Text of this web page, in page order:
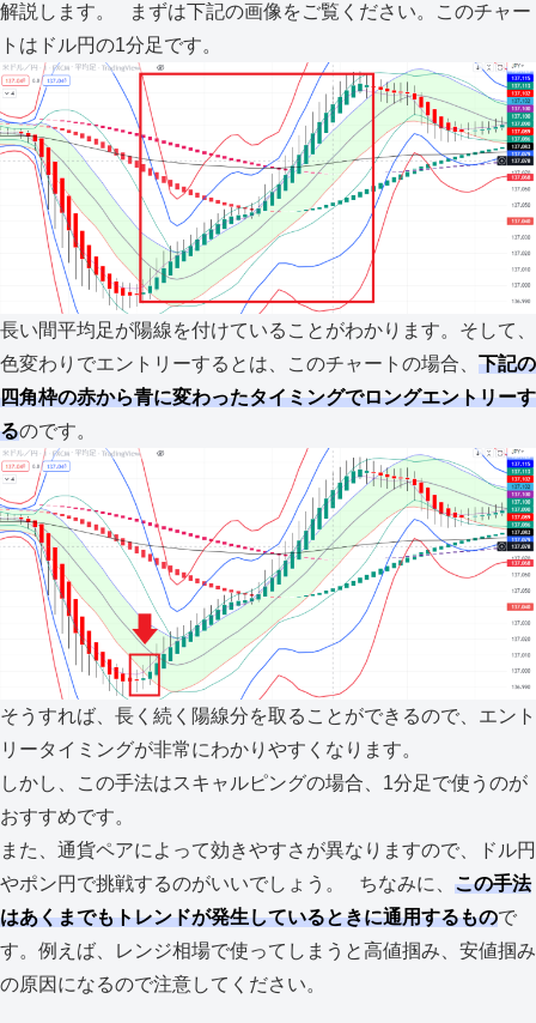
解説します。 まずは下記の画像をご覧ください。このチャー
トはドル円の1分足です。
長い間平均足が陽線を付けていることがわかります。そして、
色変わりでエントリーするとは、このチャートの場合、 下記の
四角枠の赤から青に変わったタイミングでロングエントリーす
るのです。
そうすれば、長く続く陽線分を取ることができるので、エント
リータイミングが非常にわかりやすくなります。
しかし、この手法はスキャルピングの場合、1分足で使うのが
おすすめです。
また、通貨ペアによって効きやすさが異なりますので、ドル円
やポン円で挑戦するのがいいでしょう。 ちなみに、 この手法
はあくまでもトレンドが発生しているときに通用するもので
す。例えば、レンジ相場で使ってしまうと高値掴み、安値掴み
の原因になるので注意してください。